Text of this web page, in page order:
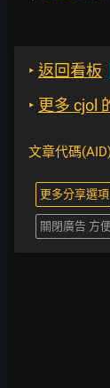
‣ 返回看板
‣ 更多 cjol
文章代碼
更多分享選項
關閉廣告 方